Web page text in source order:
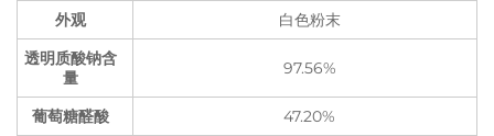
外观
白色粉末
透明质酸钠含
量
97.56%
葡萄糖醛酸 47.20%